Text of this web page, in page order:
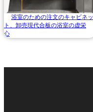
浴室のための注文のキャビネッ
ト、卸売現代合板の浴室の虚栄
心